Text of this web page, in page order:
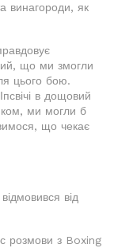
винагороди, як
що ми змогли
цього бою.
в дощовий
ми могли б
що чекає
від
розмови з Boxing